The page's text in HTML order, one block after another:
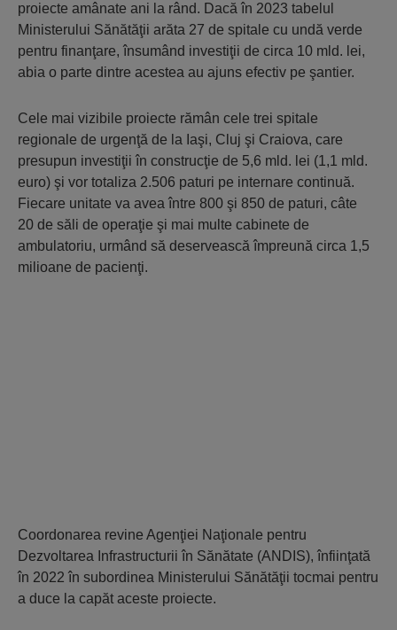
proiecte amânate ani la rând. Dacă în 2023 tabelul
Ministerului Sănătăţii arăta 27 de spitale cu undă verde
pentru finanţare, însumând investiţii de circa 10 mld. lei,
abia o parte dintre acestea au ajuns efectiv pe şantier.
Cele mai vizibile proiecte rămân cele trei spitale
regionale de urgenţă de la Iaşi, Cluj şi Craiova, care
presupun investiţii în construcţie de 5,6 mld. lei (1,1 mld.
euro) şi vor totaliza 2.506 paturi pe internare continuă.
Fiecare unitate va avea între 800 şi 850 de paturi, câte
20 de săli de operaţie şi mai multe cabinete de
ambulatoriu, urmând să deservească împreună circa 1,5
milioane de pacienţi.
Coordonarea revine Agenţiei Naţionale pentru
Dezvoltarea Infrastructurii în Sănătate (ANDIS), înfiinţată
în 2022 în subordinea Ministerului Sănătăţii tocmai pentru
a duce la capăt aceste proiecte.